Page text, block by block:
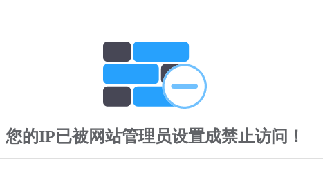
您的IP已被网站管理员设置成禁止访问！